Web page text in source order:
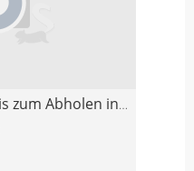
Defekter TV 55\" Gratis zum Abholen in Faulensee.